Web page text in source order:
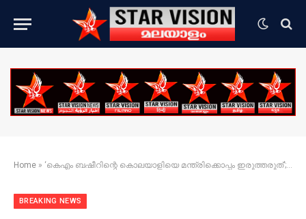
Home » ‘കെഎം ബഷീറിന്റെ കൊലയാളിയെ മന്ത്രിക്കൊപ്പം ഇരുത്തരുത്’; പ്രതിഷേധവുമായി മാധ്യമ പ്രവര്‍ത്തകര്‍
BREAKING NEWS